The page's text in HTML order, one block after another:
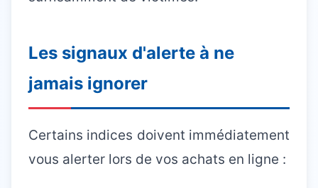
Les signaux d'alerte à ne
jamais ignorer
Certains indices doivent immédiatement
vous alerter lors de vos achats en ligne :